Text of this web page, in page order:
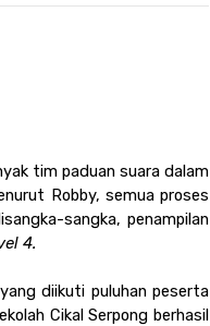
tim paduan suara dalam
Robby, semua proses
sangka, penampilan
4.
diikuti puluhan peserta
Cikal Serpong berhasil